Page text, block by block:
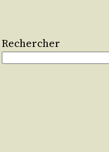
Rechercher